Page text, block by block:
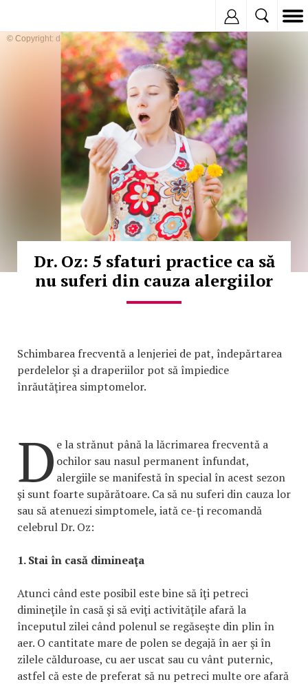
© Copyright: depositphotos
Dr. Oz: 5 sfaturi practice ca să
nu suferi din cauza alergiilor
Schimbarea frecventă a lenjeriei de pat, îndepărtarea
perdelelor şi a draperiilor pot să împiedice
înrăutăţirea simptomelor.
D e la strănut până la lăcrimarea frecventă a
ochilor sau nasul permanent înfundat,
alergiile se manifestă în special în acest sezon
şi sunt foarte supărătoare. Ca să nu suferi din cauza lor
sau să atenuezi simptomele, iată ce-ţi recomandă
celebrul Dr. Oz:
1. Stai în casă dimineaţa
Atunci când este posibil este bine să îţi petreci
dimineţile în casă şi să eviţi activităţile afară la
începutul zilei când polenul se regăseşte din plin în
aer. O cantitate mare de polen se degajă în aer şi în
zilele călduroase, cu aer uscat sau cu vânt puternic,
astfel că este de preferat să nu petreci multe ore afară